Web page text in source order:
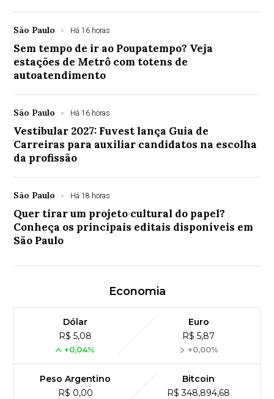
São Paulo Há 16 horas
Sem tempo de ir ao Poupatempo? Veja
estações de Metrô com totens de
autoatendimento
São Paulo Há 16 horas
Vestibular 2027: Fuvest lança Guia de
Carreiras para auxiliar candidatos na escolha
da profissão
São Paulo Há 18 horas
Quer tirar um projeto cultural do papel?
Conheça os principais editais disponíveis em
São Paulo
Economia
Dólar
R$ 5,08
+0,04%
Euro
R$ 5,87
+0,00%
Peso Argentino
R$ 0,00
Bitcoin
R$ 348,894,68